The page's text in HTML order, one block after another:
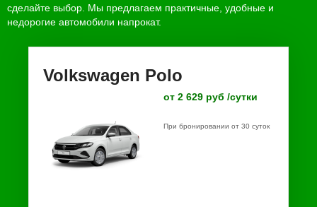
сделайте выбор. Мы предлагаем практичные, удобные и
недорогие автомобили напрокат.
Volkswagen Polo
от 2 629 руб /сутки
При бронировании от 30 суток